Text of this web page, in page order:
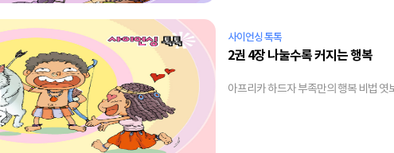
사이언싱 톡톡
2권 4장 나눌수록 커지는 행복
아프리카 하드자 부족만의 행복 비법 엿